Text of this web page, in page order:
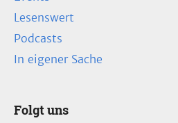
Lesenswert
Podcasts
In eigener Sache
Folgt uns